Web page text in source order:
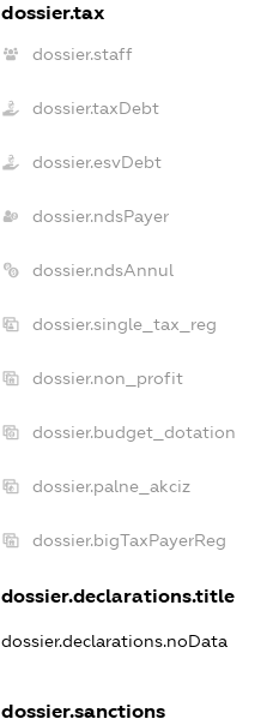
dossier.tax
dossier.staff
dossier.taxDebt
dossier.esvDebt
dossier.ndsPayer
dossier.ndsAnnul
dossier.single_tax_reg
dossier.non_profit
dossier.budget_dotation
dossier.palne_akciz
dossier.bigTaxPayerReg
dossier.declarations.title
dossier.declarations.noData
dossier.sanctions